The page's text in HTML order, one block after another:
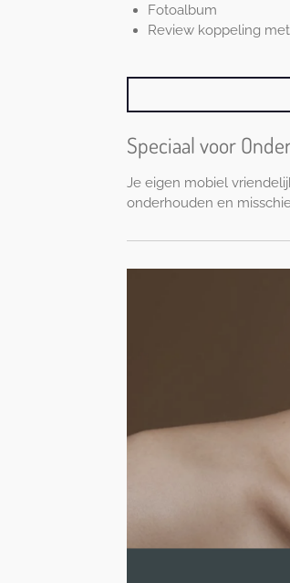
Fotoalbum
Review koppeling
Speciaal voor
Je eigen mobiel
onderhouden en